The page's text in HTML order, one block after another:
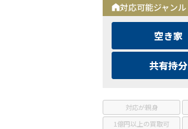
対応可能ジャンル
空き家
共有持分
対応が親身
1億円以上の買取可